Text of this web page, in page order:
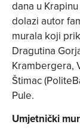
dana u
dolazi autor
murala koji
Dragutina
Krambergera,
Štimac
Pule.
Umjetnički